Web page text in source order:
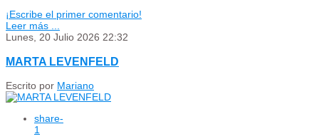
¡Escribe el primer comentario!
Leer más ...
Lunes, 20 Julio 2026 22:32
MARTA LEVENFELD
Escrito por Mariano
share-
1